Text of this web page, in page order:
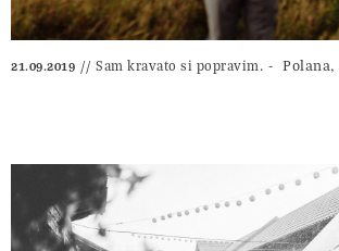
21.09.2019 Sam kravato si popravim. Polana,